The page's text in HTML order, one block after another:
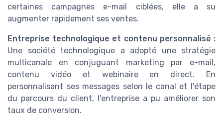
certaines campagnes e-mail ciblées, elle a su
augmenter rapidement ses ventes.
Entreprise technologique et contenu personnalisé :
Une société technologique a adopté une stratégie
multicanale en conjuguant marketing par e-mail,
contenu vidéo et webinaire en direct. En
personnalisant ses messages selon le canal et l'étape
du parcours du client, l'entreprise a pu améliorer son
taux de conversion.